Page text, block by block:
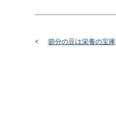
節分の豆は栄養の宝庫